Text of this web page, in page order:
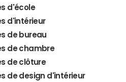
d'école
d'intérieur
de bureau
de chambre
de clôture
de design d'intérieur